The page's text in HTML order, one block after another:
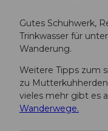
Gutes Schuhwerk,
Trinkwasser für
Wanderung.
Weitere Tipps zum
zu
vieles mehr gibt es
Wanderwege.